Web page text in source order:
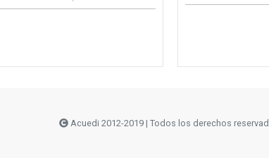
Acuedi 2012-2019 | Todos los derechos